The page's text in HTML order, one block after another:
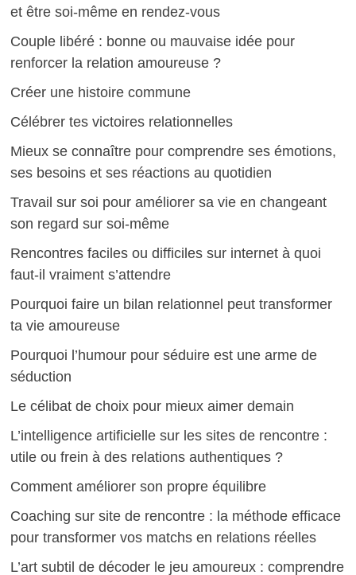
et être soi-même en rendez-vous
Couple libéré : bonne ou mauvaise idée pour
renforcer la relation amoureuse ?
Créer une histoire commune
Célébrer tes victoires relationnelles
Mieux se connaître pour comprendre ses émotions,
ses besoins et ses réactions au quotidien
Travail sur soi pour améliorer sa vie en changeant
son regard sur soi-même
Rencontres faciles ou difficiles sur internet à quoi
faut-il vraiment s’attendre
Pourquoi faire un bilan relationnel peut transformer
ta vie amoureuse
Pourquoi l’humour pour séduire est une arme de
séduction
Le célibat de choix pour mieux aimer demain
L’intelligence artificielle sur les sites de rencontre :
utile ou frein à des relations authentiques ?
Comment améliorer son propre équilibre
Coaching sur site de rencontre : la méthode efficace
pour transformer vos matchs en relations réelles
L’art subtil de décoder le jeu amoureux : comprendre